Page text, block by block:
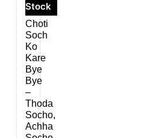
Stock
Choti
Soch
Ko
Kare
Bye
Bye
–
Thoda
Socho,
Achha